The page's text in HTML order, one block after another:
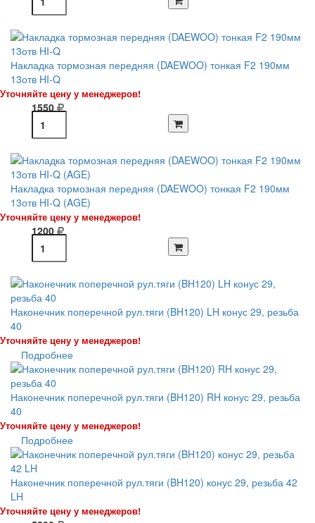
Накладка тормозная передняя (DAEWOO) тонкая F2 190мм
13отв HI-Q
Уточняйте цену у менеджеров!
1550
Накладка тормозная передняя (DAEWOO) тонкая F2 190мм
13отв HI-Q (AGE)
Уточняйте цену у менеджеров!
1200
Наконечник поперечной рул.тяги (BH120) LH конус 29, резьба
40
Уточняйте цену у менеджеров!
Подробнее
Наконечник поперечной рул.тяги (BH120) RH конус 29, резьба
40
Уточняйте цену у менеджеров!
Подробнее
Наконечник поперечной рул.тяги (BH120) конус 29, резьба 42
LH
Уточняйте цену у менеджеров!